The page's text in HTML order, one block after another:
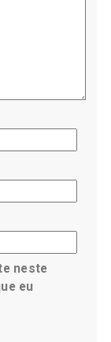
neste
eu